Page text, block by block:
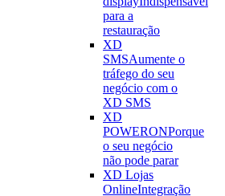
para a
restauração
XD
SMSAumente o
tráfego do seu
negócio com o
XD SMS
XD
POWERONPorque
o seu negócio
não pode parar
XD Lojas
OnlineIntegração